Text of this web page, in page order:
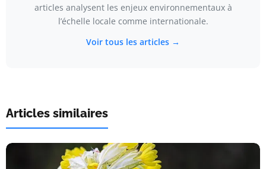
articles analysent les enjeux environnementaux à
l’échelle locale comme internationale.
Voir tous les articles →
Articles similaires